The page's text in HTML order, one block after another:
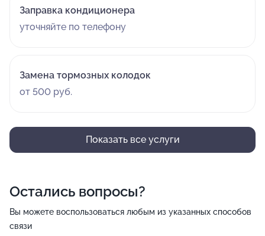
Заправка кондиционера
уточняйте по телефону
Замена тормозных колодок
от 500 руб.
Показать все услуги
Остались вопросы?
Вы можете воспользоваться любым из указанных способов
связи